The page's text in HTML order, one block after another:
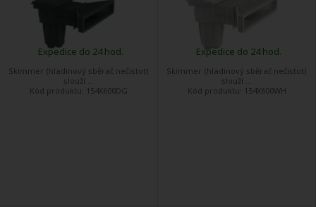
Skimmer (hladinový sběrač nečistot)
slouží ...
Kód produktu: 154X600DG
Expedice do 24 hod.
Skimmer (hladinový sběrač nečistot)
slouží ...
Kód produktu: 154X600WH
Expedice do 24 hod.